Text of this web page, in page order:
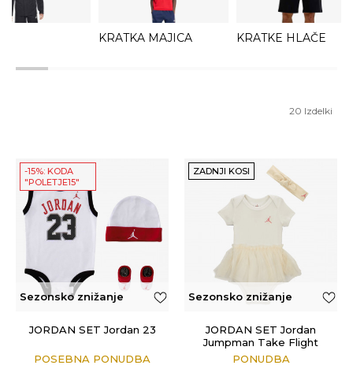
KRATKA MAJICA KRATKE HLAČE
20 Izdelki
-15%: KODA
"POLETJE15"
Sezonsko znižanje
JORDAN SET Jordan 23
POSEBNA PONUDBA
ZADNJI KOSI
Sezonsko znižanje
JORDAN SET Jordan
Jumpman Take Flight
PONUDBA